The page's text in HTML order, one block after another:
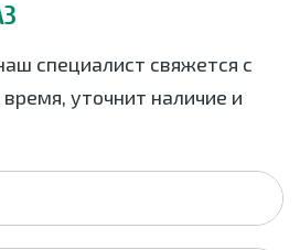
специалист свяжется с
уточнит наличие и